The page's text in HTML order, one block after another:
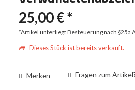
25,00 € *
*Artikel unterliegt Besteuerung nach §25a
Dieses Stück ist bereits verkauft.
Merken Fragen zum Artikel?